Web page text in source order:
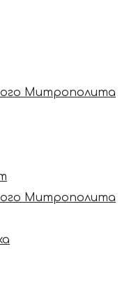
Митрополита
Митрополита